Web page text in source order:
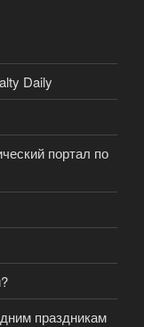
Daily
портал по
праздникам